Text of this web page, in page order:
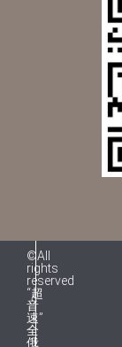
©All
rights
reserved
“超
音
速”
全
俄